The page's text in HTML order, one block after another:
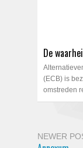
De
(ECB) is
omstreden
NEWER